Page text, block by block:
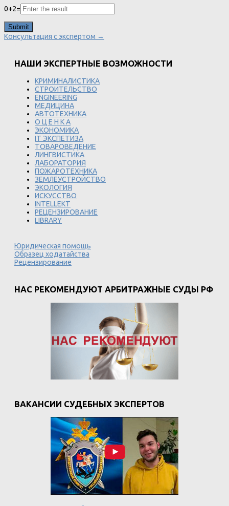
0+2=
Консультация с экспертом →
НАШИ ЭКСПЕРТНЫЕ ВОЗМОЖНОСТИ
КРИМИНАЛИСТИКА
СТРОИТЕЛЬСТВО
ENGINEERING
МЕДИЦИНА
АВТОТЕХНИКА
О Ц Е Н К А
ЭКОНОМИКА
IT ЭКСПЕТИЗА
ТОВАРОВЕДЕНИЕ
ЛИНГВИСТИКА
ЛАБОРАТОРИЯ
ПОЖАРОТЕХНИКА
ЗЕМЛЕУСТРОЙСТВО
ЭКОЛОГИЯ
ИСКУССТВО
INTELLEKT
РЕЦЕНЗИРОВАНИЕ
LIBRARY
Юридическая помощь
Образец ходатайства
Рецензирование
НАС РЕКОМЕНДУЮТ АРБИТРАЖНЫЕ СУДЫ РФ
ВАКАНСИИ СУДЕБНЫХ ЭКСПЕРТОВ